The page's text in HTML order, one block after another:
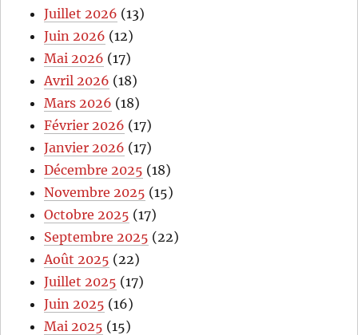
Juillet 2026 (13)
Juin 2026 (12)
Mai 2026 (17)
Avril 2026 (18)
Mars 2026 (18)
Février 2026 (17)
Janvier 2026 (17)
Décembre 2025 (18)
Novembre 2025 (15)
Octobre 2025 (17)
Septembre 2025 (22)
Août 2025 (22)
Juillet 2025 (17)
Juin 2025 (16)
Mai 2025 (15)